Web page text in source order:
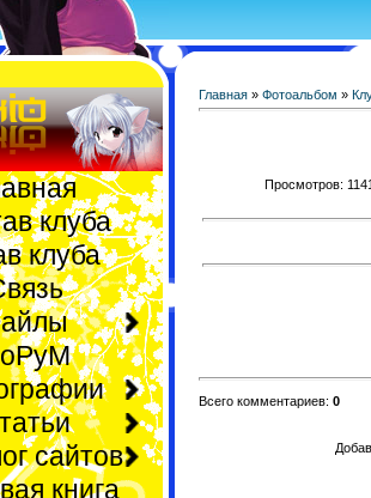
клуба
клуба
сайтов
книга
Главная » Фотоальбом »
Просмотров:
Всего комментариев: 0